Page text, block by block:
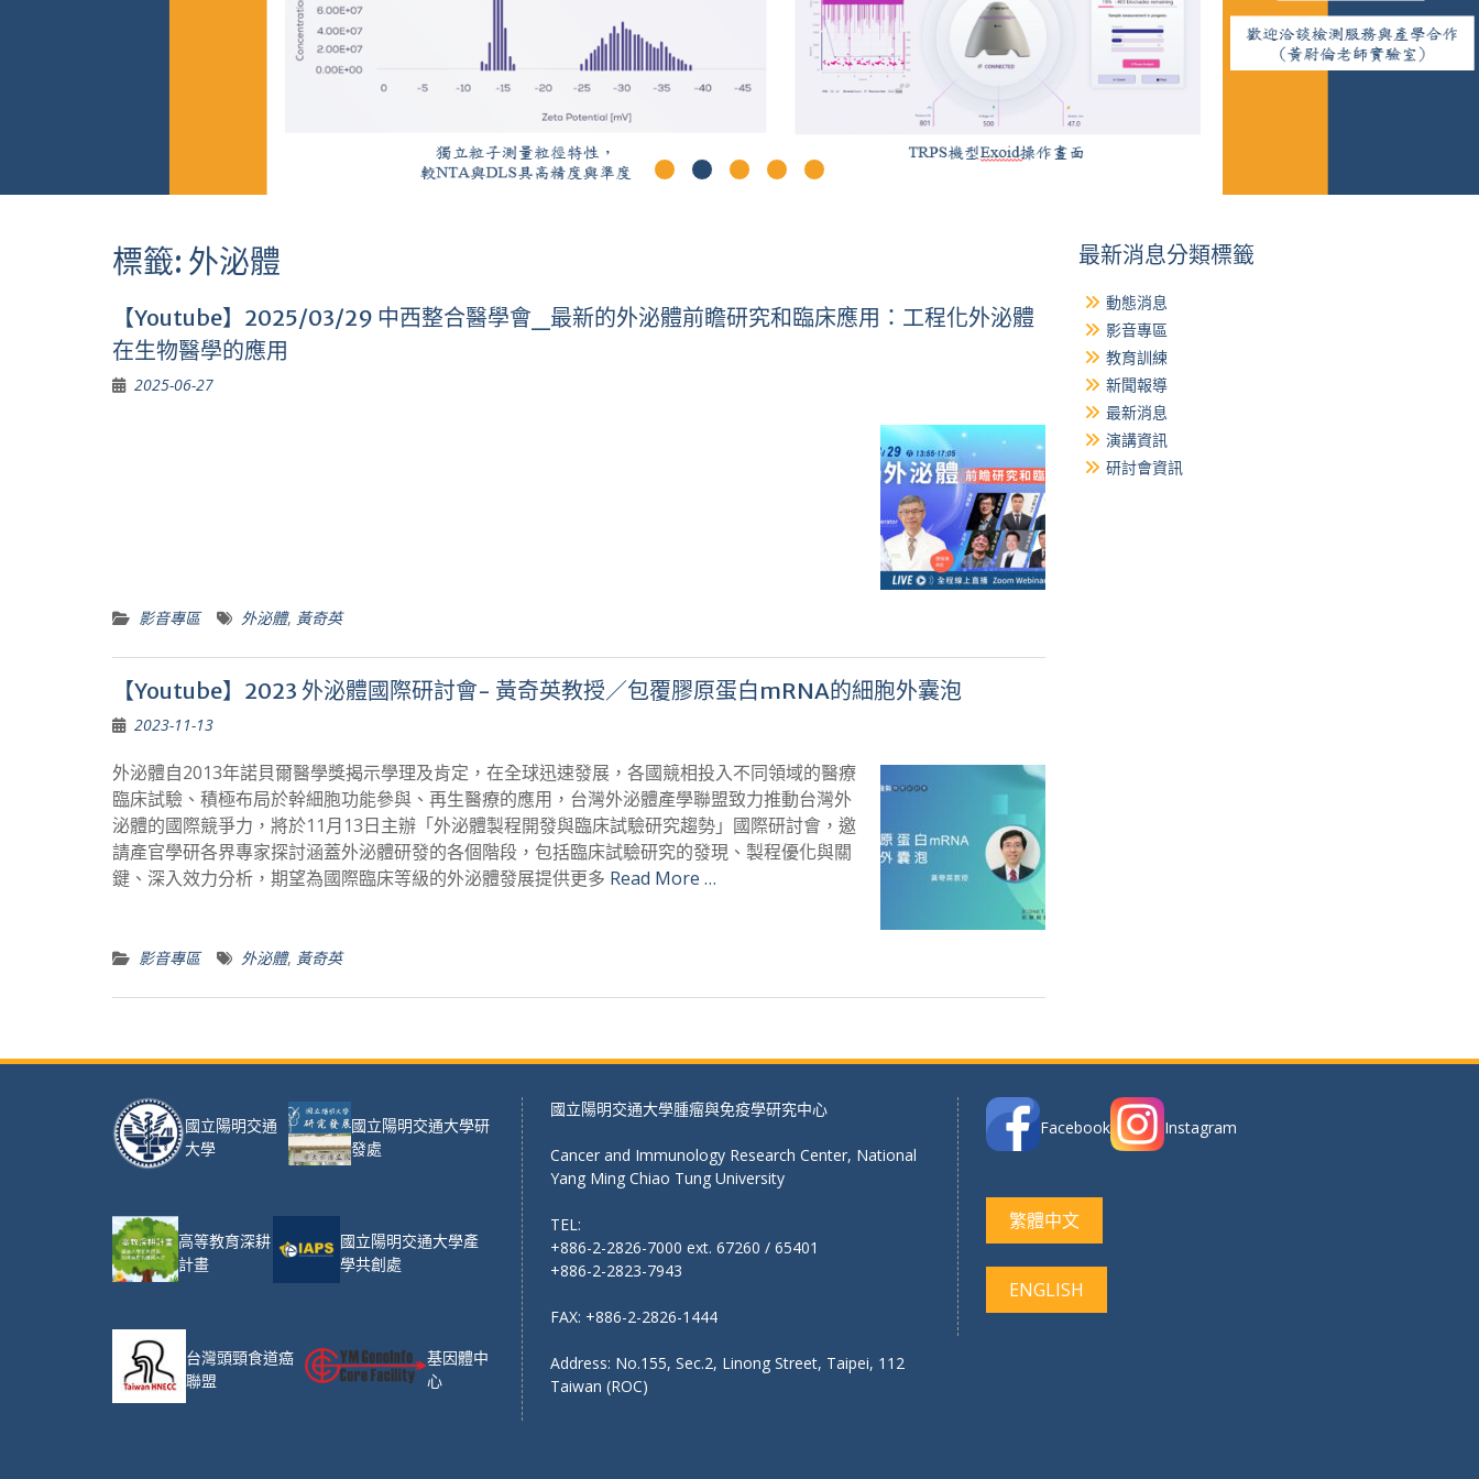
標籤: 外泌體
【Youtube】2025/03/29 中西整合醫學會_最新的外泌體前瞻研究和臨床應用：工程化外泌體
在生物醫學的應用
2025-06-27
影音專區 外泌體, 黃奇英
【Youtube】2023 外泌體國際研討會- 黃奇英教授／包覆膠原蛋白mRNA的細胞外囊泡
2023-11-13
外泌體自2013年諾貝爾醫學獎揭示學理及肯定，在全球迅速發展，各國競相投入不同領域的醫療
臨床試驗、積極布局於幹細胞功能參與、再生醫療的應用，台灣外泌體產學聯盟致力推動台灣外
泌體的國際競爭力，將於11月13日主辦「外泌體製程開發與臨床試驗研究趨勢」國際研討會，邀
請產官學研各界專家探討涵蓋外泌體研發的各個階段，包括臨床試驗研究的發現、製程優化與關
鍵、深入效力分析，期望為國際臨床等級的外泌體發展提供更多 Read More …
影音專區 外泌體, 黃奇英
最新消息分類標籤
動態消息
影音專區
教育訓練
新聞報導
最新消息
演講資訊
研討會資訊
國立陽明交通
大學
國立陽明交通大學研
發處
高等教育深耕
計畫
國立陽明交通大學產
學共創處
台灣頭頸食道癌
聯盟
基因體中
心
國立陽明交通大學腫瘤與免疫學研究中心
Cancer and Immunology Research Center, National
Yang Ming Chiao Tung University
TEL:
+886-2-2826-7000 ext. 67260 / 65401
+886-2-2823-7943
FAX: +886-2-2826-1444
Address: No.155, Sec.2, Linong Street, Taipei, 112
Taiwan (ROC)
Facebook Instagram
繁體中文
ENGLISH